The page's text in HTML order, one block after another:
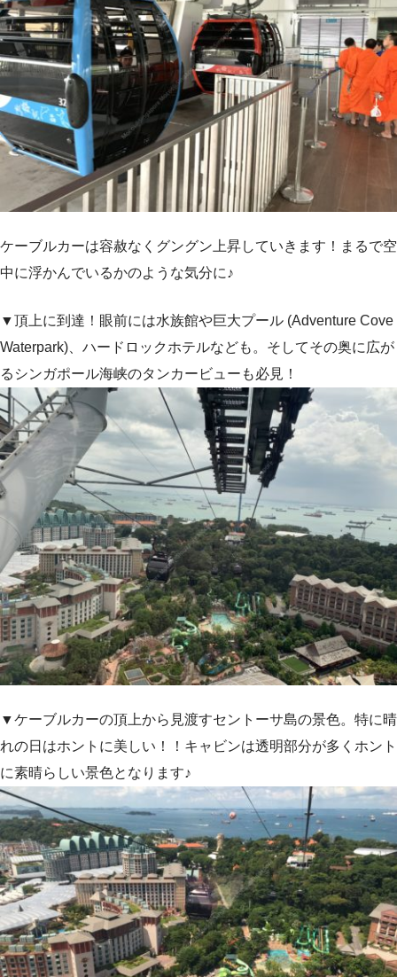
ケーブルカーは容赦なくグングン上昇していきます！まるで空
中に浮かんでいるかのような気分に♪
▼頂上に到達！眼前には水族館や巨大プール (Adventure Cove
Waterpark)、ハードロックホテルなども。そしてその奥に広が
るシンガポール海峡のタンカービューも必見！
▼ケーブルカーの頂上から見渡すセントーサ島の景色。特に晴
れの日はホントに美しい！！キャビンは透明部分が多くホント
に素晴らしい景色となります♪